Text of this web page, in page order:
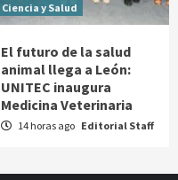
Ciencia y Salud
El futuro de la salud
animal llega a León:
UNITEC inaugura
Medicina Veterinaria
14 horas ago Editorial Staff